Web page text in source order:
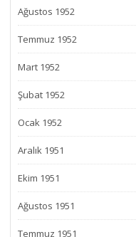
Ağustos 1952
Temmuz 1952
Mart 1952
Şubat 1952
Ocak 1952
Aralık 1951
Ekim 1951
Ağustos 1951
Temmuz 1951